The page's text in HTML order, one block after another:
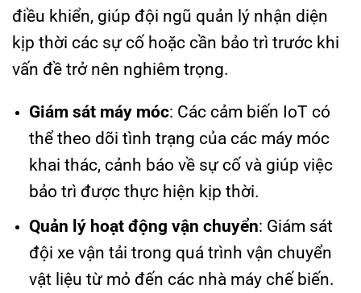
điều khiển, giúp đội ngũ quản lý nhận diện
kịp thời các sự cố hoặc cần bảo trì trước khi
vấn đề trở nên nghiêm trọng.
Giám sát máy móc: Các cảm biến IoT có
thể theo dõi tình trạng của các máy móc
khai thác, cảnh báo về sự cố và giúp việc
bảo trì được thực hiện kịp thời.
Quản lý hoạt động vận chuyển: Giám sát
đội xe vận tải trong quá trình vận chuyển
vật liệu từ mỏ đến các nhà máy chế biến.